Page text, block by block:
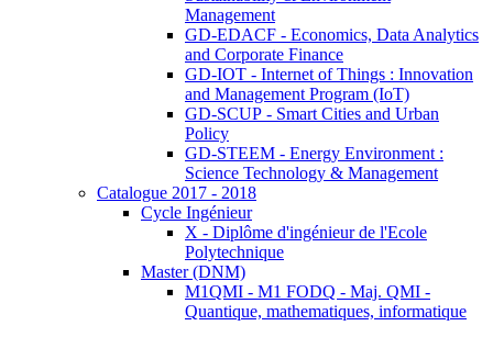
Management
GD-EDACF - Economics, Data Analytics
and Corporate Finance
GD-IOT - Internet of Things : Innovation
and Management Program (IoT)
GD-SCUP - Smart Cities and Urban
Policy
GD-STEEM - Energy Environment :
Science Technology & Management
Catalogue 2017 - 2018
Cycle Ingénieur
X - Diplôme d'ingénieur de l'Ecole
Polytechnique
Master (DNM)
M1QMI - M1 FODQ - Maj. QMI -
Quantique, mathematiques, informatique